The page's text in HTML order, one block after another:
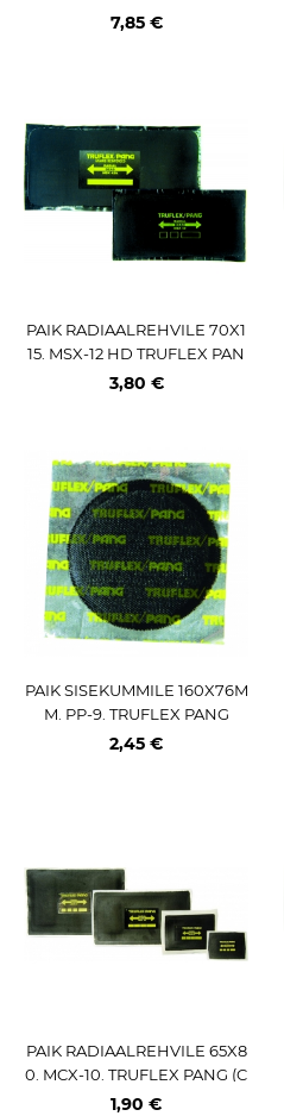
G (TECH CT-40)
7,85 €
PAIK RADIAALREHVILE 70X1
15. MSX-12 HD TRUFLEX PAN
G
3,80 €
PAIK SISEKUMMILE 160X76M
M. PP-9. TRUFLEX PANG
2,45 €
PAIK RADIAALREHVILE 65X8
0. MCX-10. TRUFLEX PANG (C
T10)
1,90 €